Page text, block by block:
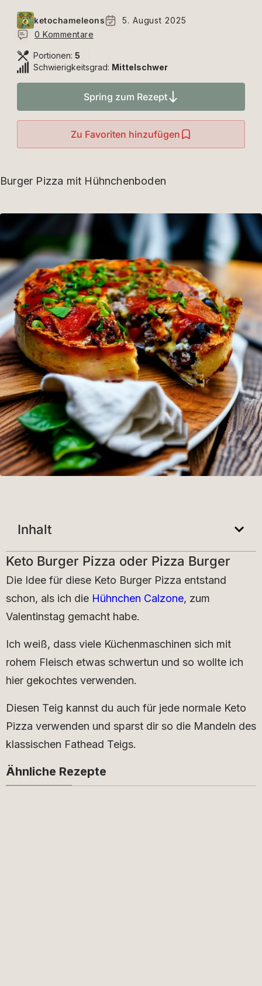
ketochameleons
5. August 2025
0 Kommentare
Portionen: 5
Schwierigkeitsgrad: Mittelschwer
Spring zum Rezept
Zu Favoriten hinzufügen
Burger Pizza mit Hühnchenboden
Inhalt
Keto Burger Pizza oder Pizza Burger
Die Idee für diese Keto Burger Pizza entstand
schon, als ich die Hühnchen Calzone, zum
Valentinstag gemacht habe.
Ich weiß, dass viele Küchenmaschinen sich mit
rohem Fleisch etwas schwertun und so wollte ich
hier gekochtes verwenden.
Diesen Teig kannst du auch für jede normale Keto
Pizza verwenden und sparst dir so die Mandeln des
klassischen Fathead Teigs.
Ähnliche Rezepte